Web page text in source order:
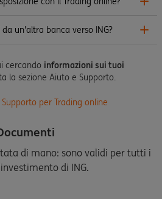
un'altra banca verso ING?
cercando informazioni sui tuoi
la sezione Aiuto e Supporto.
per Trading online
di mano: sono validi per tutti i
di ING.